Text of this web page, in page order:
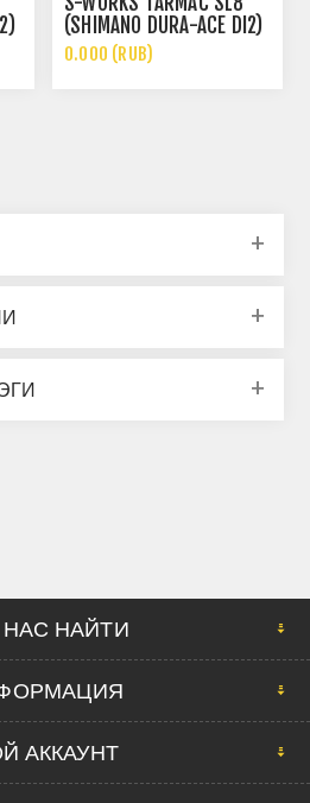
(SHIMANO DURA-ACE DI2)
0.000 (RUB)
НАС НАЙТИ
АККАУНТ